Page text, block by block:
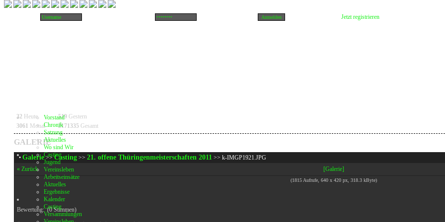
Jetzt registrieren
Vorstand
Chronik
Satzung
Aktuelles
Wo sind Wir
Casting
Jugend
Vereinsleben
Arbeitseinsätze
Aktuelles
Ergebnisse
Kalender
Casting
Versammlungen
32 Heute 519 Gestern
3061 Monat 2171335 Gesamt
GALERIE
• Galerie>>Casting >> 21. offene Thüringenmeisterschaften 2011 >> k-IMGP1921.JPG
« Zurück
[Galerie]
(1815 Aufrufe, 640 x 420 px, 318.3 kByte)
Bewertung:(0 Stimmen)